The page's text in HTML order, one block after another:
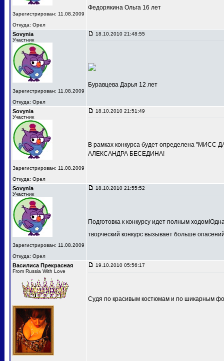
Зарегистрирован: 11.08.2009
Откуда: Орел
Федорякина Ольга 16 лет
Sovynia
Участник
Зарегистрирован: 11.08.2009
Откуда: Орел
18.10.2010 21:48:55
Буравцева Дарья 12 лет
Sovynia
Участник
Зарегистрирован: 11.08.2009
Откуда: Орел
18.10.2010 21:51:49
В рамках конкурса будет определена "МИСС
АЛЕКСАНДРА БЕСЕДИНА!
Sovynia
Участник
Зарегистрирован: 11.08.2009
Откуда: Орел
18.10.2010 21:55:52
Подготовка к конкурсу идет полным
творческий конкурс вызывает больше
Василиса Прекрасная
From Russia With Love
19.10.2010 05:56:17
Судя по красивым костюмам и по шикарным